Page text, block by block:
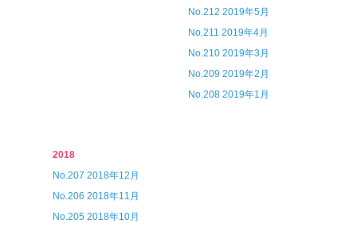
No.212 2019年5月
No.211 2019年4月
No.210 2019年3月
No.209 2019年2月
No.208 2019年1月
2018
No.207 2018年12月
No.206 2018年11月
No.205 2018年10月